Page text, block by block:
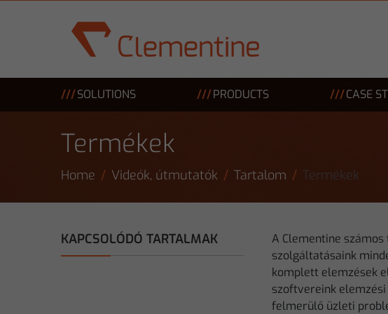
Skip to main content
SOLUTIONS PRODUCTS CASE
Termékek
Home Videók, útmutatók Tartalom Termékek
KAPCSOLÓDÓ TARTALMAK
A Clementine
szolgáltatásaink
komplett elemzések
szoftvereink
felmerülő üzleti